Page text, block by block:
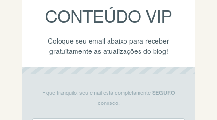
CONTEÚDO VIP
Coloque seu email abaixo para receber
gratuitamente as atualizações do blog!
Fique tranquilo, seu email está completamente SEGURO
conosco.